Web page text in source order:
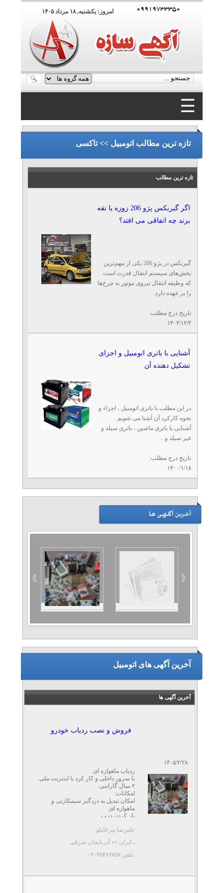
امروز: يکشنبه, ۱۸ مرداد ۱۴۰۵
☰
۰۹۹۱۹۷۳۳۳۵۰
۰۹۹۱۹۷۳۳۳۵۰
تازه ترین مطالب اتومبیل >> تاکسی
تازه ترین مطالب
اگر گیربکس پژو 206 زوزه یا تقه
بزند چه اتفاقی می‌ افتد؟
گیربکس در پژو 206 یکی از مهم‌ترین
بخش‌های سیستم انتقال قدرت است
که وظیفه انتقال نیروی موتور به چرخ‌ها
را بر عهده دارد.
تاریخ درج مطلب:
۱۴۰۴/۱۲/۴
آشنایی با باتری اتومبیل و اجزای
تشکیل دهنده آن
در این مطلب با باتری اتومبیل ، اجزاء و
نحوه کارکرد آن آشنا می شویم .
آشنایی با باتری ماشین ، باتری سیلد و
غیر سیلد و ...
تاریخ درج مطلب:
۱۴۰۰/۱/۱۸
آخرین آگهی های اتومبیل
آخرین آگهی ها
۱۴۰۵/۲/۲۸
فروش و نصب ردیاب خودرو
ردیاب ماهواره ای.
با سرور داخلی و کار کرد با اینترنت ملی.
۲ سال گارانتی.
امکانات:
امکان تبدیل به دزدگیر سیمکارتی و
ماهواره ای.
باز کردن درب ...
علیرضا پیرعلیلو
، ایران »» آذربایجان شرقی
،تلفن:۰۹۰۳۵۴۶۷۷۵۷